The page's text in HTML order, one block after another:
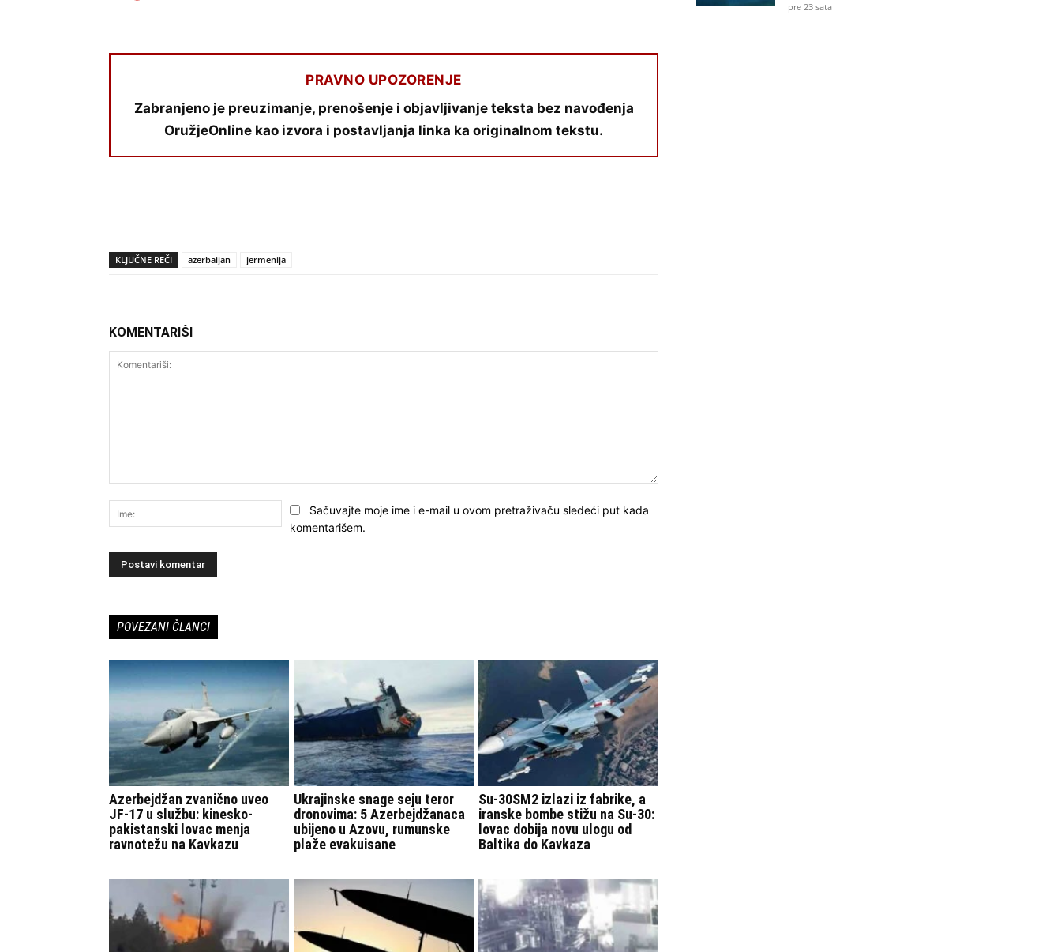
PRAVNO UPOZORENJE
Zabranjeno je preuzimanje, prenošenje i objavljivanje teksta bez navođenja
OružjeOnline kao izvora i postavljanja linka ka originalnom tekstu.
KLJUČNE REČI azerbaijan jermenija
KOMENTARIŠI
Ime:
Sačuvajte moje ime i e-mail u ovom pretraživaču sledeći put kada
komentarišem.
POVEZANI ČLANCI
Azerbejdžan zvanično uveo
JF-17 u službu: kinesko-
pakistanski lovac menja
ravnotežu na Kavkazu
Ukrajinske snage seju teror
dronovima: 5 Azerbejdžanaca
ubijeno u Azovu, rumunske
plaže evakuisane
Su-30SM2 izlazi iz fabrike, a
iranske bombe stižu na Su-30:
lovac dobija novu ulogu od
Baltika do Kavkaza
pre 23 sata